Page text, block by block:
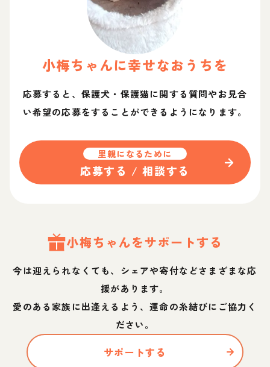
小梅ちゃんに幸せなおうちを
応募すると、保護犬・保護猫に関する質問やお見合
い希望の応募をすることができるようになります。
里親になるために
応募する / 相談する
小梅ちゃんをサポートする
今は迎えられなくても、シェアや寄付などさまざまな応
援があります。
愛のある家族に出逢えるよう、運命の糸結びにご協力く
ださい。
サポートする